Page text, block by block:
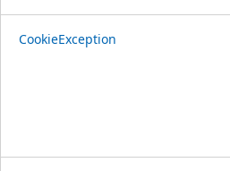
CookieException